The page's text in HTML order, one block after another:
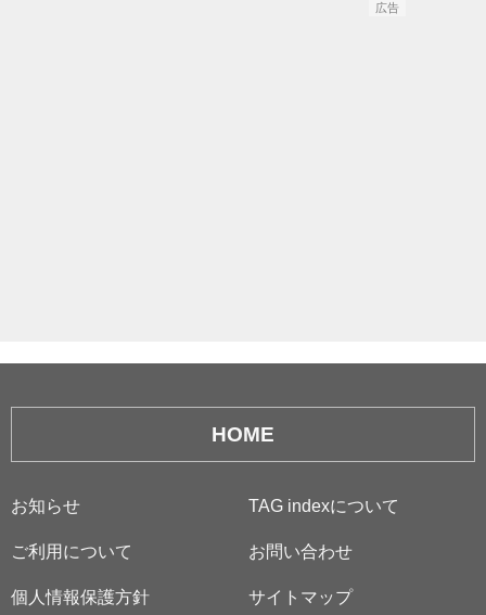
広告
HOME
お知らせ TAG indexについて
ご利用について お問い合わせ
個人情報保護方針 サイトマップ